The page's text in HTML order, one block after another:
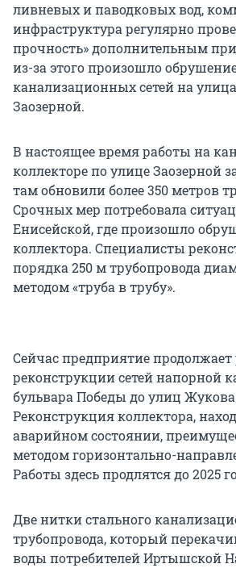
ливневых и паводковых вод,
инфраструктура регулярно
прочность» дополнительным
из-за этого произошло
канализационных сетей на
Заозерной.
В настоящее время работы на
коллекторе по улице Заозерной
там обновили более 350 метров
Срочных мер потребовала
Енисейской, где произошло
коллектора. Специалисты
порядка 250 м трубопровода
методом «труба в трубу».
Сейчас предприятие
реконструкции сетей напорной
бульвара Победы до улиц
Реконструкция коллектора,
аварийном состоянии,
методом горизонтально-
Работы здесь продлятся до 2025
Две нитки стального
трубопровода, который
воды потребителей Иртышской